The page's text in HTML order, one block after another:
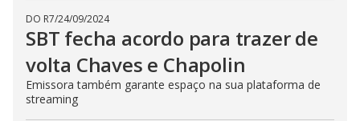
DO R7/24/09/2024
SBT fecha acordo para trazer de
volta Chaves e Chapolin
Emissora também garante espaço na sua plataforma de
streaming